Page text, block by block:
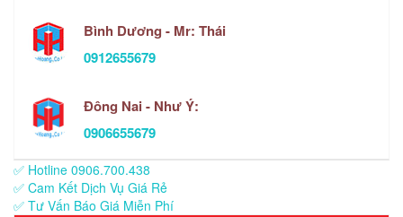
Bình Dương - Mr: Thái
0912655679
Đông Nai - Như Ý:
0906655679
✅ Hotline 0906.700.438
✅ Cam Kết Dịch Vụ Giá Rẻ
✅ Tư Vấn Báo Giá Miễn Phí